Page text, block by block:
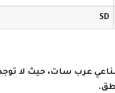
SD
عرب سات، حيث لا توجد